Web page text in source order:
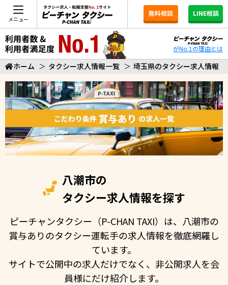
メニュー
無料相談 LINE相談
がNo.1の理由とは
ホーム ＞ タクシー求人情報一覧 ＞ 埼玉県のタクシー求人情報
八潮市の
タクシー求人情報を探す
ピーチャンタクシー（P-CHAN TAXI）は、八潮市の
賞与ありのタクシー運転手の求人情報を徹底網羅し
ています。
サイトで公開中の求人だけでなく、非公開求人を会
員様にだけ紹介します。